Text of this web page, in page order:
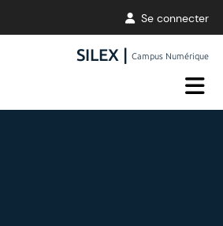
Se connecter
SILEX |Campus Numérique